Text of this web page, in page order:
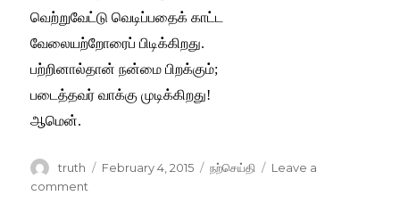
வெற்றுவேட்டு வெடிப்பதைக் காட்ட
வேலையற்றோரைப் பிடிக்கிறது.
பற்றினால்தான் நன்மை பிறக்கும்;
படைத்தவர் வாக்கு முடிக்கிறது!
ஆமென்.
Author
truth
Posted
February 4, 2015 Categories
நற்செய்தி
Leave a
comment